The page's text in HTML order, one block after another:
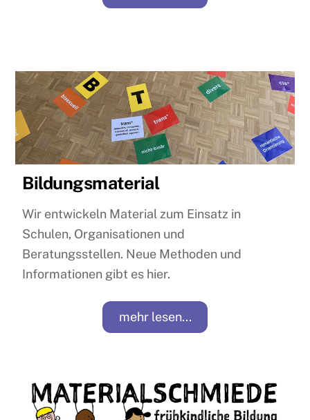
Bildungsmaterial
Wir entwickeln Material zum Einsatz in
Schulen, Organisationen und
Beratungsstellen. Neue Methoden und
Informationen gibt es hier.
mehr lesen...